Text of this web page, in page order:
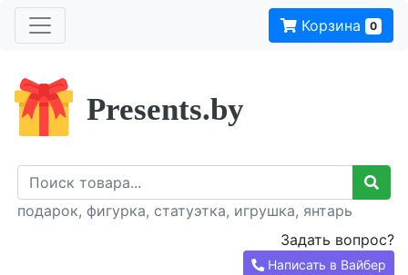
Корзина 0
Presents.by
подарок, фигурка, статуэтка, игрушка, янтарь
Задать вопрос?
Написать в Вайбер